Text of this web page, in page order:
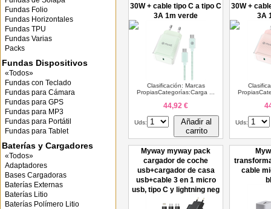
Fundas Folio
Fundas Horizontales
Fundas TPU
Fundas Varias
Packs
Fundas Dispositivos
«Todos»
Fundas con Teclado
Fundas para Cámara
Fundas para GPS
Fundas para MP3
Fundas para Portátil
Fundas para Tablet
Baterías y Cargadores
«Todos»
Adaptadores
Bases Cargadoras
Baterías Externas
Baterías Litio
Baterías Polímero Litio
30W + cable tipo C a tipo C
3A 1m verde
Clasificación: Marcas
PropiasCategorías:Carga ...
44,92 €
Uds:
Añadir al
carrito
30W +
3A
Uds:
Myway myway pack
cargador de coche
usb+cargador de casa
usb+cable 3 en 1 micro
usb, tipo C y lightning neg
cable